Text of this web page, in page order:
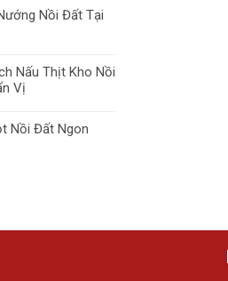
Nồi Đất Tại
Nấu Thịt Kho Nồi
Vị
Nồi Đất Ngon